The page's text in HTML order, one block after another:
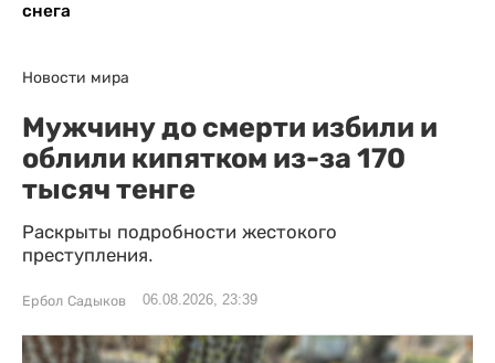
снега
Новости мира
Мужчину до смерти избили и
облили кипятком из-за 170
тысяч тенге
Раскрыты подробности жестокого
преступления.
Ербол Садыков 06.08.2026, 23:39